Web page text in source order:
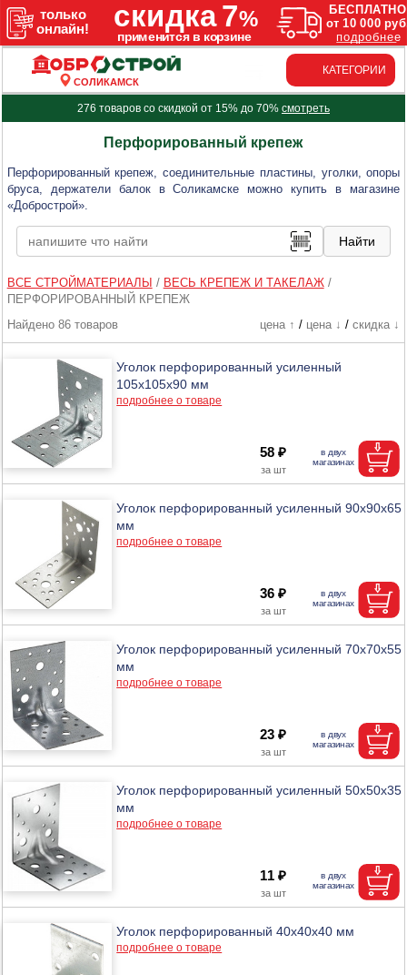
СОЛИКАМСК
КАТЕГОРИИ
276 товаров со скидкой от 15% до 70% смотреть
Перфорированный крепеж
Перфорированный крепеж, соединительные пластины, уголки, опоры
бруса, держатели балок в Соликамске можно купить в магазине
«Добрострой».
ВСЕ СТРОЙМАТЕРИАЛЫ / ВЕСЬ КРЕПЕЖ И ТАКЕЛАЖ/
ПЕРФОРИРОВАННЫЙ КРЕПЕЖ
Найдено 86 товаров
цена ↑ / цена ↓ / скидка ↓
Уголок перфорированный усиленный
105х105х90 мм
подробнее о товаре
58 ₽
Уголок перфорированный усиленный 90х90х65
мм
подробнее о товаре
36 ₽
Уголок перфорированный усиленный 70х70х55
мм
подробнее о товаре
23 ₽
Уголок перфорированный усиленный 50х50х35
мм
подробнее о товаре
11 ₽
Уголок перфорированный 40х40х40 мм
подробнее о товаре